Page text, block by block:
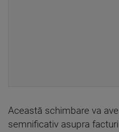
Această schimbare va
semnificativ asupra